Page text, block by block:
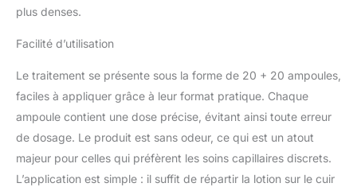
au nombre total de tiges
sur le cuir chevelu.
gamme : traitement Ri-
Crescita, shampooing,
compléments.
plus denses.
Facilité d’utilisation
Le traitement se présente sous la forme de 20 + 20 ampoules,
faciles à appliquer grâce à leur format pratique. Chaque
ampoule contient une dose précise, évitant ainsi toute erreur
de dosage. Le produit est sans odeur, ce qui est un atout
majeur pour celles qui préfèrent les soins capillaires discrets.
L’application est simple : il suffit de répartir la lotion sur le cuir